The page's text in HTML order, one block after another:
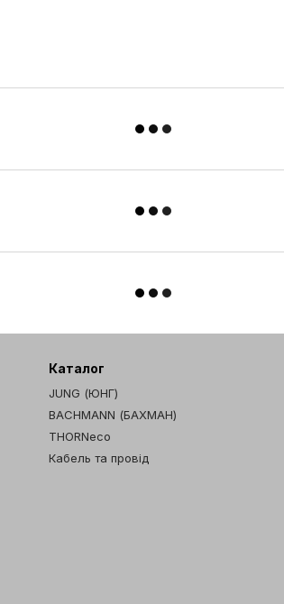
Каталог
JUNG (ЮНГ)
BACHMANN (БАХМАН)
THORNeco
Кабель та провід